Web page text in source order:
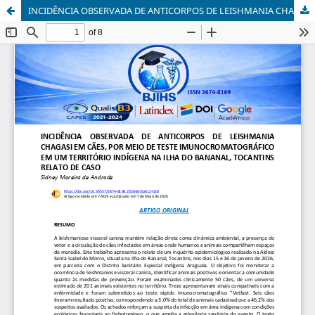
INCIDÊNCIA OBSERVADA DE ANTICORPOS DE LEISHMANIA CHAGASI EM CÃES, POR MEIO DE TESTE IMUNOCROMATOGRÁFICO EM UM TERRITÓRIO INDÍGENA NA ILHA DO BANANAL, TOCANTINS RELATO DE CASO